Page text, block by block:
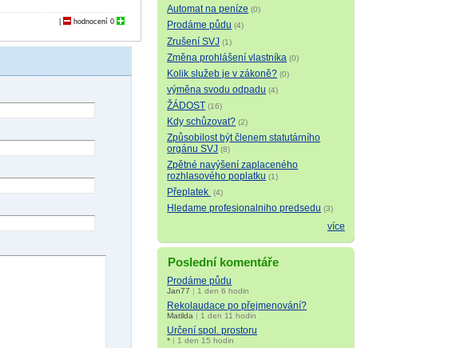
Automat na peníze (0)
Prodáme půdu (4)
Zrušení SVJ (1)
Změna prohlášení vlastníka (0)
Kolik služeb je v zákoně? (0)
výměna svodu odpadu (4)
ŽÁDOST (16)
Kdy schůzovat? (2)
Způsobilost být členem statutárního
orgánu SVJ (8)
Zpětné navýšení zaplaceného
rozhlasového poplatku (1)
Přeplatek (4)
Hledame profesionalniho predsedu (3)
více
Poslední komentáře
Prodáme půdu
Jan77 | 1 den 6 hodin
Rekolaudace po přejmenování?
Matilda | 1 den 11 hodin
Určení spol. prostoru
* | 1 den 15 hodin
hodnocení 0